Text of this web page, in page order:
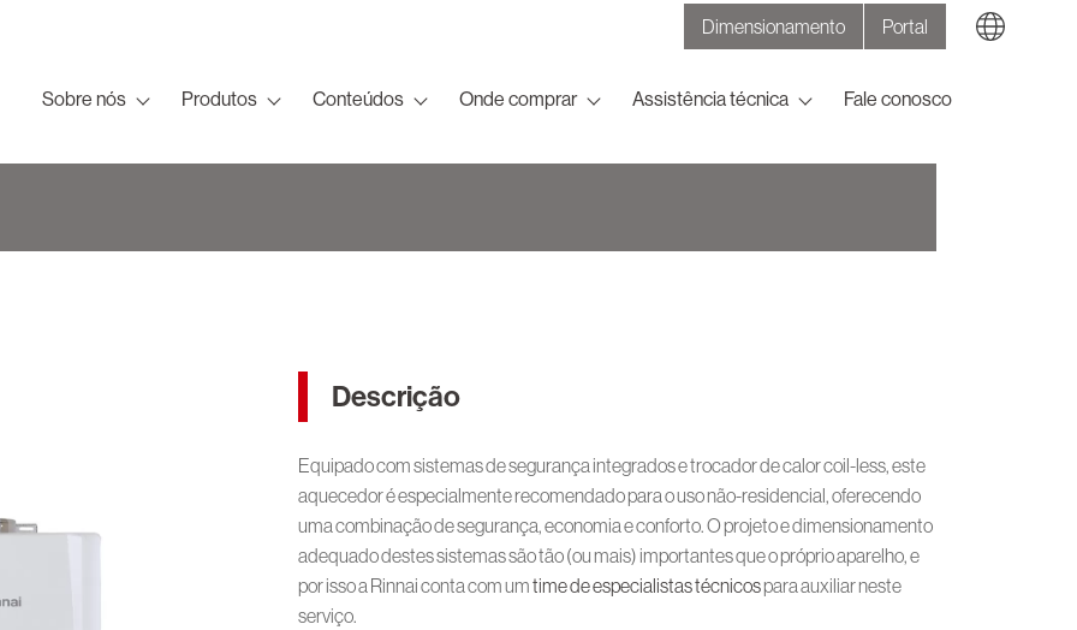
Dimensionamento Portal
Sobre nós Produtos Conteúdos Onde comprar Assistência técnica Fale conosco
Descrição
Equipado com sistemas de segurança integrados e trocador de calor coil-less, este
aquecedor é especialmente recomendado para o uso não-residencial, oferecendo
uma combinação de segurança, economia e conforto. O projeto e dimensionamento
adequado destes sistemas são tão (ou mais) importantes que o próprio aparelho, e
por isso a Rinnai conta com umtime de especialistas técnicospara auxiliar neste
serviço.